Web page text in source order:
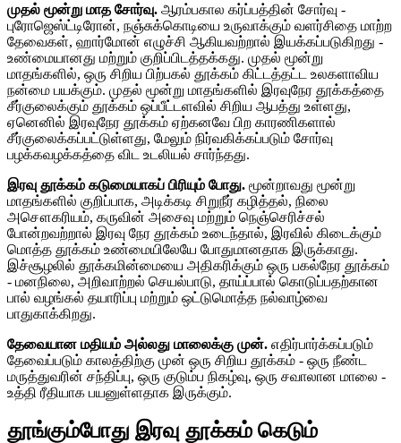
முதல் மூன்று மாத சோர்வு. ஆரம்பகால கர்ப்பத்தின் சோர்வு -
புரோஜெஸ்ட்டிரோன், நஞ்சுக்கொடியை உருவாக்கும் வளர்சிதை மாற்ற
தேவைகள், ஹார்மோன் எழுச்சி ஆகியவற்றால் இயக்கப்படுகிறது -
உண்மையானது மற்றும் குறிப்பிடத்தக்கது. முதல் மூன்று
மாதங்களில், ஒரு சிறிய பிற்பகல் தூக்கம் கிட்டத்தட்ட உலகளாவிய
நன்மை பயக்கும். முதல் மூன்று மாதங்களில் இரவுநேர தூக்கத்தை
சீர்குலைக்கும் தூக்கம் ஒப்பீட்டளவில் சிறிய ஆபத்து உள்ளது,
ஏனெனில் இரவுநேர தூக்கம் ஏற்கனவே பிற காரணிகளால்
சீர்குலைக்கப்பட்டுள்ளது, மேலும் நிர்வகிக்கப்படும் சோர்வு
பழக்கவழக்கத்தை விட உடலியல் சார்ந்தது.
இரவு தூக்கம் கடுமையாகப் பிரியும் போது. மூன்றாவது மூன்று
மாதங்களில் குறிப்பாக, அடிக்கடி சிறுநீர் கழித்தல், நிலை
அசௌகரியம், கருவின் அசைவு மற்றும் நெஞ்செரிச்சல்
போன்றவற்றால் இரவு நேர தூக்கம் உடைந்தால், இரவில் கிடைக்கும்
மொத்த தூக்கம் உண்மையிலேயே போதுமானதாக இருக்காது.
இச்சூழலில் தூக்கமின்மையை அதிகரிக்கும் ஒரு பகல்நேர தூக்கம்
- மனநிலை, அறிவாற்றல் செயல்பாடு, தாய்ப்பால் கொடுப்பதற்கான
பால் வழங்கல் தயாரிப்பு மற்றும் ஒட்டுமொத்த நல்வாழ்வை
பாதுகாக்கிறது.
தேவையான மதியம் அல்லது மாலைக்கு முன். எதிர்பார்க்கப்படும்
தேவைப்படும் காலத்திற்கு முன் ஒரு சிறிய தூக்கம் - ஒரு நீண்ட
மருத்துவரின் சந்திப்பு, ஒரு குடும்ப நிகழ்வு, ஒரு சவாலான மாலை -
உத்தி ரீதியாக பயனுள்ளதாக இருக்கும்.
தூங்கும்போது இரவு தூக்கம் கெடும்